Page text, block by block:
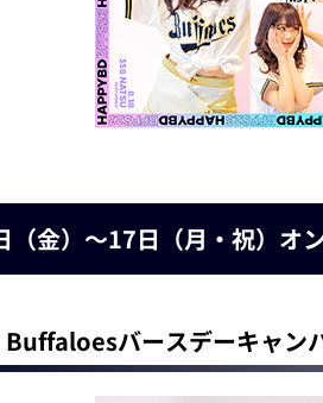
（金）～17日（月・祝）オ
Buffaloesバースデーキャン